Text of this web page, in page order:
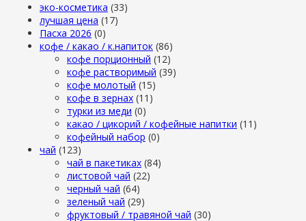
эко-косметика (33)
лучшая цена (17)
Пасха 2026 (0)
кофе / какао / к.напиток (86)
кофе порционный (12)
кофе растворимый (39)
кофе молотый (15)
кофе в зернах (11)
турки из меди (0)
какао / цикорий / кофейные напитки (11)
кофейный набор (0)
чай (123)
чай в пакетиках (84)
листовой чай (22)
черный чай (64)
зеленый чай (29)
фруктовый / травяной чай (30)